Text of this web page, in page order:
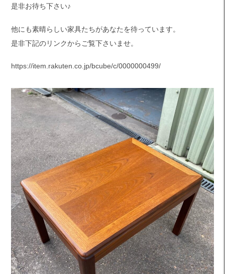
是非お待ち下さい♪
他にも素晴らしい家具たちがあなたを待っています。
是非下記のリンクからご覧下さいませ。
https://item.rakuten.co.jp/bcube/c/0000000499/